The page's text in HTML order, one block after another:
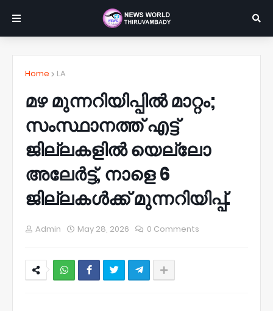
Home LA
മഴ മുന്നറിയിപ്പിൽ മാറ്റം;
സംസ്ഥാനത്ത് എട്ട്
ജില്ലകളിൽ യെല്ലോ
അലേ‍ർട്ട്, നാളെ 6
ജില്ലകൾക്ക് മുന്നറിയിപ്പ്.
Admin May 28, 2026 0 Comments